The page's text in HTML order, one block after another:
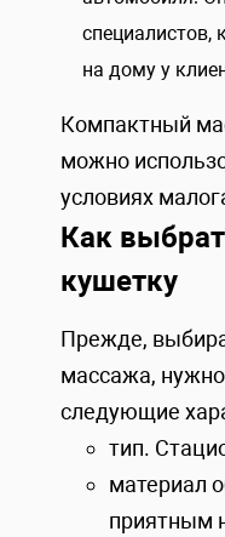
специалистов,
на дому у
Компактный
можно
условиях
Как
кушетку
Прежде,
массажа,
следующие
тип.
материал
приятным